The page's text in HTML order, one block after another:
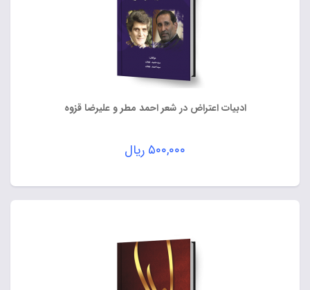
ادبیات اعتراض در شعر احمد مطر و علیرضا قزوه
۵۰۰,۰۰۰ ریال